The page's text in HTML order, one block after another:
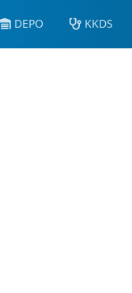
DEPO KKDS